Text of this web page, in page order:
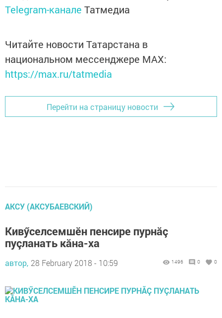
Telegram-канале Татмедиа
Читайте новости Татарстана в
национальном мессенджере MАХ:
https://max.ru/tatmedia
Перейти на страницу новости
АКСУ (АКСУБАЕВСКИЙ)
Кивӳселсемшӗн пенсире пурнăç
пуçланать кăна-ха
автор, 28 February 2018 - 10:59 1496 0 0